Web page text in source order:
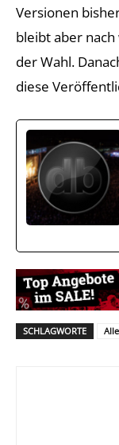
Versionen
bleibt aber nach
der Wahl.
diese
SCHLAGWORTE